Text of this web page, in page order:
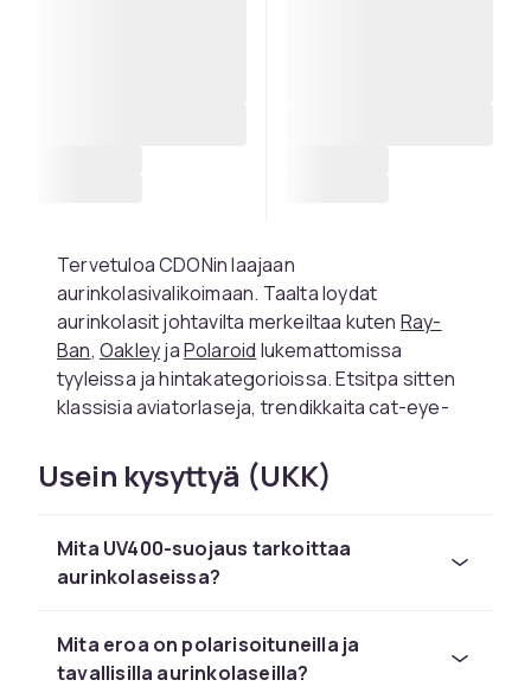
Tervetuloa CDONin laajaan
aurinkolasivalikoimaan. Taalta loydat
aurinkolasit johtavilta merkeiltaa kuten Ray-
Ban, OakleyjaPolaroid lukemattomissa
tyyleissa ja hintakategorioissa. Etsitpa sitten
klassisia aviatorlaseja, trendikkaita cat-eye-
loydat sinulle sopivan parin meildalta.
tyyliisi
riippuu henkilokohtaisesta maustasi ja
kasvojesi muodosta. Aviatorimalli
Usein kysyttyä (UKK)
Mita UV400-suojaus tarkoittaa
aurinkolaseissa?
Mita eroa on polarisoituneilla ja
tavallisilla aurinkolaseilla?